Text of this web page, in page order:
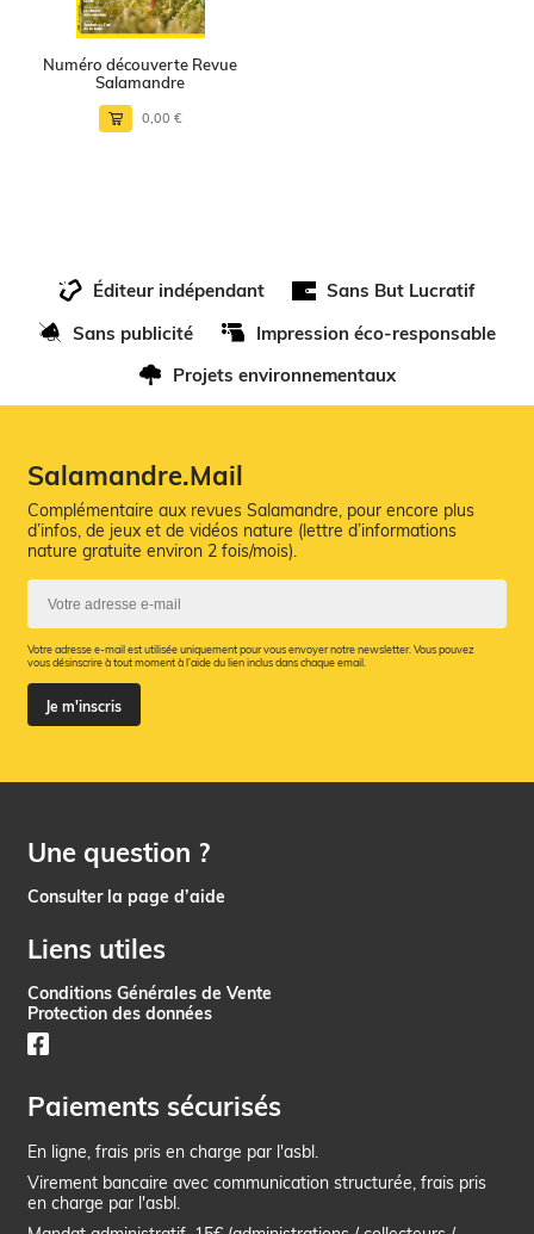
Numéro découverte Revue
Salamandre
0,00 €
Éditeur indépendant
Sans But Lucratif
Sans publicité
Impression éco-responsable
Projets environnementaux
Salamandre.Mail
Complémentaire aux revues Salamandre, pour encore plus
d’infos, de jeux et de vidéos nature (lettre d’informations
nature gratuite environ 2 fois/mois).
Votre adresse e-mail est utilisée uniquement pour vous envoyer notre newsletter. Vous pouvez
vous désinscrire à tout moment à l’aide du lien inclus dans chaque email.
Je m'inscris
Une question ?
Consulter la page d’aide
Liens utiles
Conditions Générales de Vente
Protection des données
Paiements sécurisés
En ligne, frais pris en charge par l'asbl.
Virement bancaire avec communication structurée, frais pris
en charge par l'asbl.